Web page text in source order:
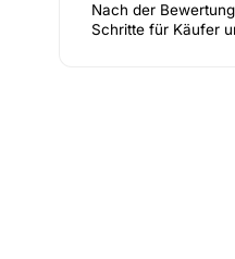
Nach der
Schritte für Käufer